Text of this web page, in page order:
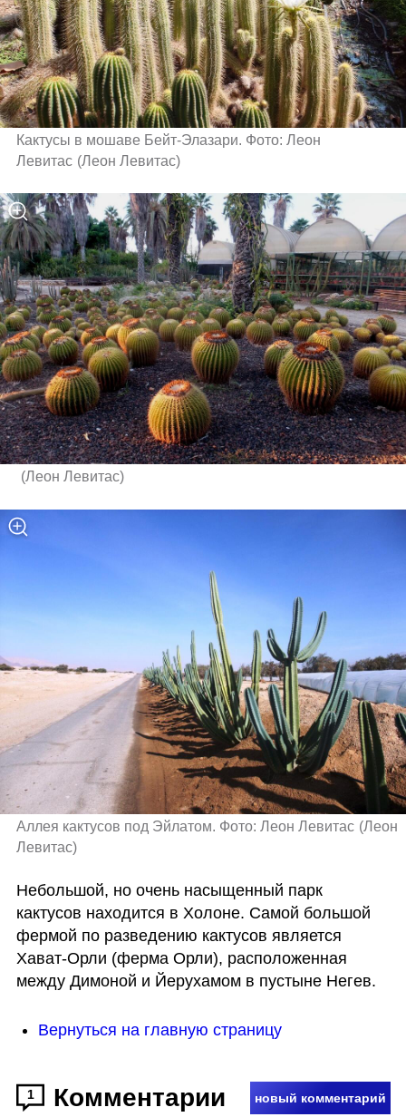
Кактусы в мошаве Бейт-Элазари. Фото: Леон
Левитас (Леон Левитас)
(Леон Левитас)
Аллея кактусов под Эйлатом. Фото: Леон Левитас (Леон
Левитас)
Небольшой, но очень насыщенный парк
кактусов находится в Холоне. Самой большой
фермой по разведению кактусов является
Хават-Орли (ферма Орли), расположенная
между Димоной и Йерухамом в пустыне Негев.
Вернуться на главную страницу
1 Комментарии новый комментарий